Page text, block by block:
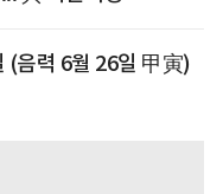
(음력 6월 26일 甲寅)